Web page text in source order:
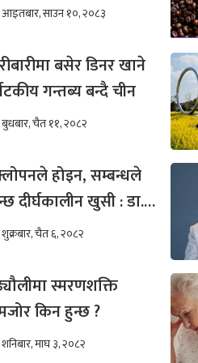
कम हुन्छ ?
आइतबार, साउन १०, २०८३
बसेर डिनर खाने
गन्तब्य बन्दै चीन
बुधबार, चैत ११, २०८२
होइन, सम्बन्धले
दीर्घकालीन खुसी : डा.
अख्तर
शुक्रबार, चैत ६, २०८२
स्मरणशक्ति
किन हुन्छ ?
शनिबार, माघ ३, २०८२